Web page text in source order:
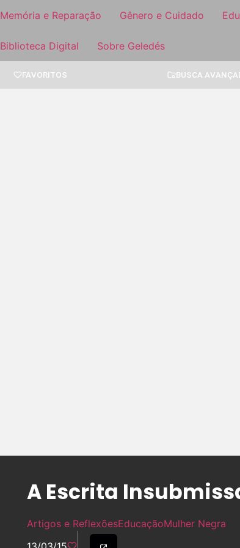
Memória e Reparação Gênero e Cuidado
Biblioteca Digital Sobre Geledés
FAVORITOS BUSCA
A Escrita
Artigos e ReflexõesEducaçãoMulher Negra